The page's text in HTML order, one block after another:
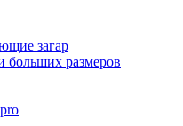
загар
больших размеров